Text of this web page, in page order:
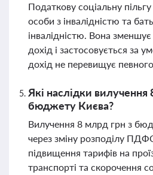
Податкову соціальну
особи з інвалідністю та
інвалідністю. Вона
дохід і застосовується за
дохід не перевищує
Які наслідки вилучення
бюджету Києва?
Вилучення 8 млрд грн з
через зміну розподілу
підвищення тарифів на
транспорті та скорочення